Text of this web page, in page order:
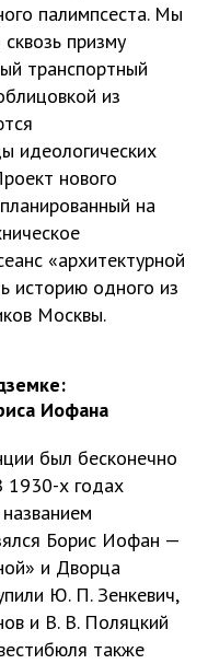
палимпсеста. Мы
призму
транспортный
из
идеологических
нового
на
«архитектурной
историю одного из
Москвы.
Иофана
был бесконечно
1930-х годах
Борис Иофан —
и Дворца
Ю. П. Зенкевич,
и В. В. Поляцкий
также